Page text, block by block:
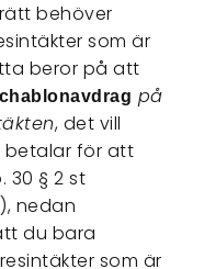
behöver
som är
beror på att
på
, det vill
betalar för att
30 § 2 st
nedan
du bara
som är